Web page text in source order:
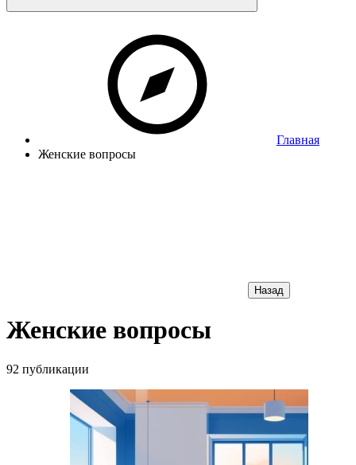
Главная
Женские вопросы
Назад
Женские вопросы
92 публикации